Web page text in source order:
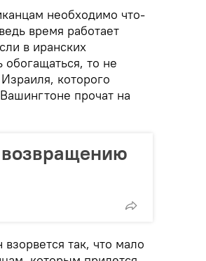
необходимо что-
время работает
в иранских
то не
которого
прочат на
возвращению
так, что мало